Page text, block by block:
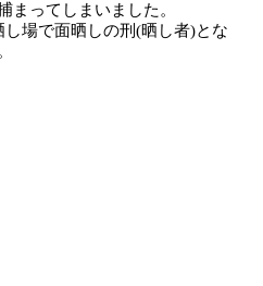
まってしまいました。
場で面晒しの刑(晒し者)とな